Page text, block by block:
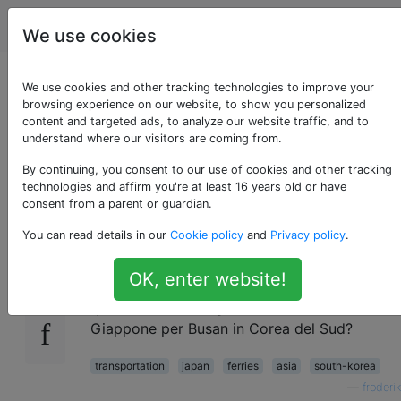
Viaggio
In viaggio tra
Giappone e Corea del
Sud
17
Andiamo in Giappone per 3 settimane
all'inizio di aprile e vorrei trascorrere un paio
di giorni a Seoul. Come ci arriviamo? E
quanto costa il traghetto dal sud del
Giappone per Busan in Corea del Sud?
transportation japan ferries asia
south-korea
froderik
We use cookies
We use cookies and other tracking technologies to improve your
browsing experience on our website, to show you personalized
content and targeted ads, to analyze our website traffic, and to
understand where our visitors are coming from.
By continuing, you consent to our use of cookies and other tracking
technologies and affirm you're at least 16 years old or have
consent from a parent or guardian.
You can read details in our Cookie policy and Privacy policy.
OK, enter website!